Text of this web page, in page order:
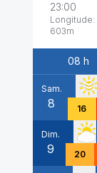
23:00
Longitude:
603m
Date
08 h
Sam.
8 16
Dim.
9 20